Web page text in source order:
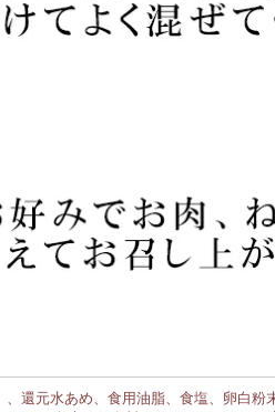
還元水あめ、食用油脂、食塩、卵白粉